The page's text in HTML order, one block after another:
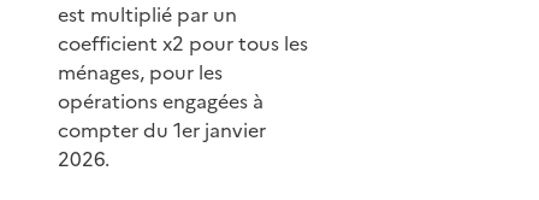
est multiplié par un
coefficient x2 pour tous les
ménages, pour les
opérations engagées à
compter du 1er janvier
2026.